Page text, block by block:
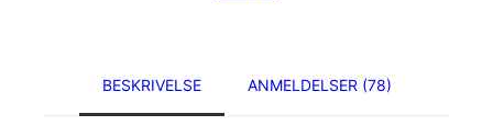
BESKRIVELSE ANMELDELSER (78)